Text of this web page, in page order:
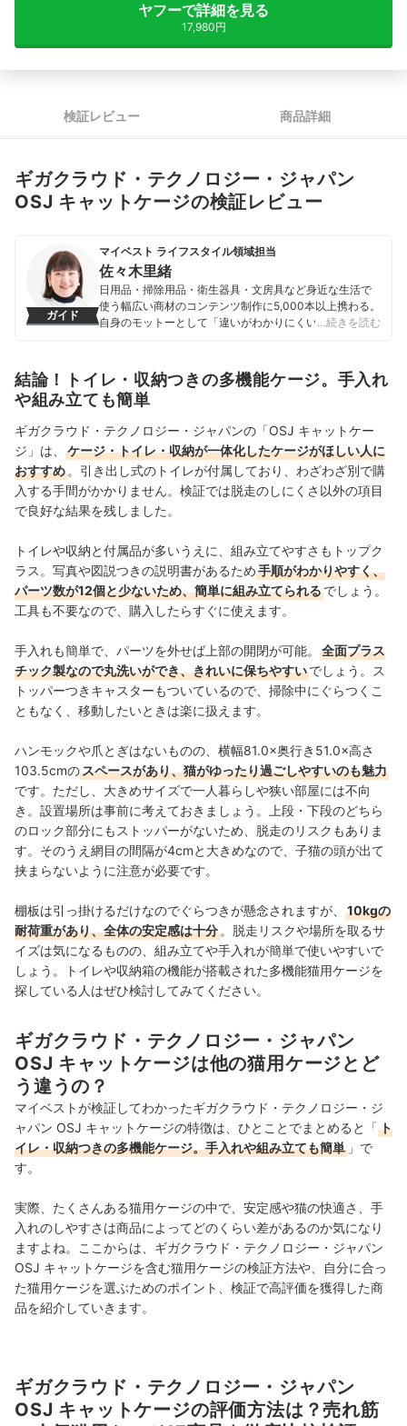
ヤフーで詳細を見る
17,980円
検証レビュー 商品詳細
ギガクラウド・テクノロジー・ジャパン
OSJ キャットケージの検証レビュー
ガイド
マイベスト ライフスタイル領域担当
佐々木里緒
日用品・掃除用品・衛生器具・文房具など身近な生活で
使う幅広い商材のコンテンツ制作に5,000本以上携わる。
自身のモットーとして「違いがわかりにくい商材だから
佐々木里緒のプロフィール
…続きを読む
結論！トイレ・収納つきの多機能ケージ。手入れ
や組み立ても簡単
ギガクラウド・テクノロジー・ジャパンの「OSJ キャットケー
ジ」は、
ケージ・トイレ・収納が一体化したケージがほしい人に
おすすめ 。引き出し式のトイレが付属しており、わざわざ別で購
入する手間がかかりません。検証では脱走のしにくさ以外の項目
で良好な結果を残しました。
トイレや収納と付属品が多いうえに、組み立てやすさもトップク
ラス。写真や図説つきの説明書があるため手順がわかりやすく、
パーツ数が12個と少ないため、簡単に組み立てられるでしょう。
工具も不要なので、購入したらすぐに使えます。
手入れも簡単で、パーツを外せば上部の開閉が可能。
全面プラス
チック製なので丸洗いができ、きれいに保ちやすいでしょう。ス
トッパーつきキャスターもついているので、掃除中にぐらつくこ
ともなく、移動したいときは楽に扱えます。
ハンモックや爪とぎはないものの、横幅81.0×奥行き51.0×高さ
103.5cmのスペースがあり、猫がゆったり過ごしやすいのも魅力
です。ただし、大きめサイズで一人暮らしや狭い部屋には不向
き。設置場所は事前に考えておきましょう。上段・下段のどちら
のロック部分にもストッパーがないため、脱走のリスクもありま
す。そのうえ網目の間隔が4cmと大きめなので、 子猫の頭が出て
挟まらないように注意が必要です。
棚板は引っ掛けるだけなのでぐらつきが懸念されますが、
10kgの
耐荷重があり、全体の安定感は十分 。脱走リスクや場所を取るサ
イズは気になるものの、組み立てや手入れが簡単で使いやすいで
しょう。トイレや収納箱の機能が搭載された多機能猫用ケージを
探している人はぜひ検討してみてください。
ギガクラウド・テクノロジー・ジャパン
OSJ キャットケージは他の猫用ケージとど
う違うの？
マイベストが検証してわかったギガクラウド・テクノロジー・ジ
ャパン OSJ キャットケージの特徴は、ひとことでまとめると「ト
イレ・収納つきの多機能ケージ。手入れや組み立ても簡単 」で
す。
実際、たくさんある猫用ケージの中で、安定感や猫の快適さ、手
入れのしやすさは商品によってどのくらい差があるのか気になり
ますよね。ここからは、ギガクラウド・テクノロジー・ジャパン
OSJ キャットケージを含む猫用ケージの検証方法や、自分に合っ
た猫用ケージを選ぶためのポイント、検証で高評価を獲得した商
品を紹介していきます。
ギガクラウド・テクノロジー・ジャパン
OSJ キャットケージの評価方法は？売れ筋